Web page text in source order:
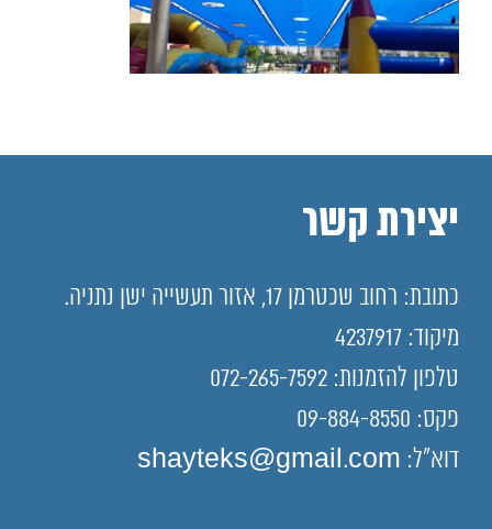
יצירת קשר
כתובת: רחוב שכטרמן 17, אזור תעשייה ישן נתניה.
מיקוד: 4237917
טלפון להזמנות: 072-265-7592
פקס: 09-884-8550
דוא"ל: shayteks@gmail.com